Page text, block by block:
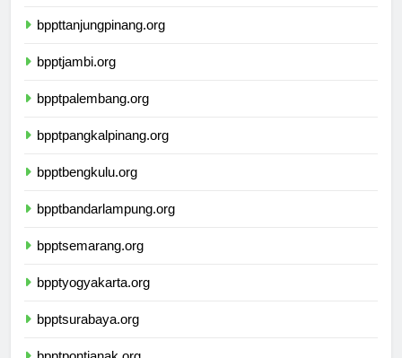
bppttanjungpinang.org
bpptjambi.org
bpptpalembang.org
bpptpangkalpinang.org
bpptbengkulu.org
bpptbandarlampung.org
bpptsemarang.org
bpptyogyakarta.org
bpptsurabaya.org